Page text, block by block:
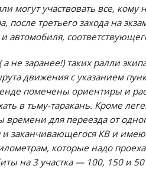
могут участвовать все,
после третьего захода на
и автомобиля,
а не заранее!) таких ралли
движения с указанием
помечены ориентиры и
в тьму-таракань. Кроме
для переезда от
заканчивающегося КВ и
которые надо
на 3 участка — 100, 150 и